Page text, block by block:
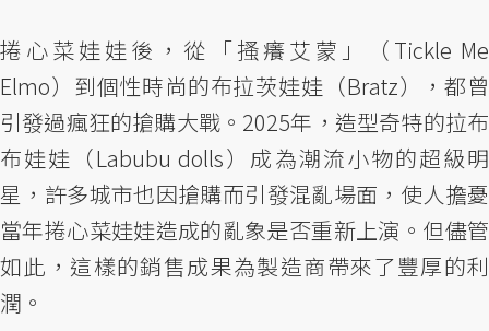
捲心菜娃娃後，從「搔癢艾蒙」（Tickle Me
Elmo）到個性時尚的布拉茨娃娃（Bratz），都曾
引發過瘋狂的搶購大戰。2025年，造型奇特的拉布
布娃娃（Labubu dolls）成為潮流小物的超級明
星，許多城市也因搶購而引發混亂場面，使人擔憂
當年捲心菜娃娃造成的亂象是否重新上演。但儘管
如此，這樣的銷售成果為製造商帶來了豐厚的利
潤。